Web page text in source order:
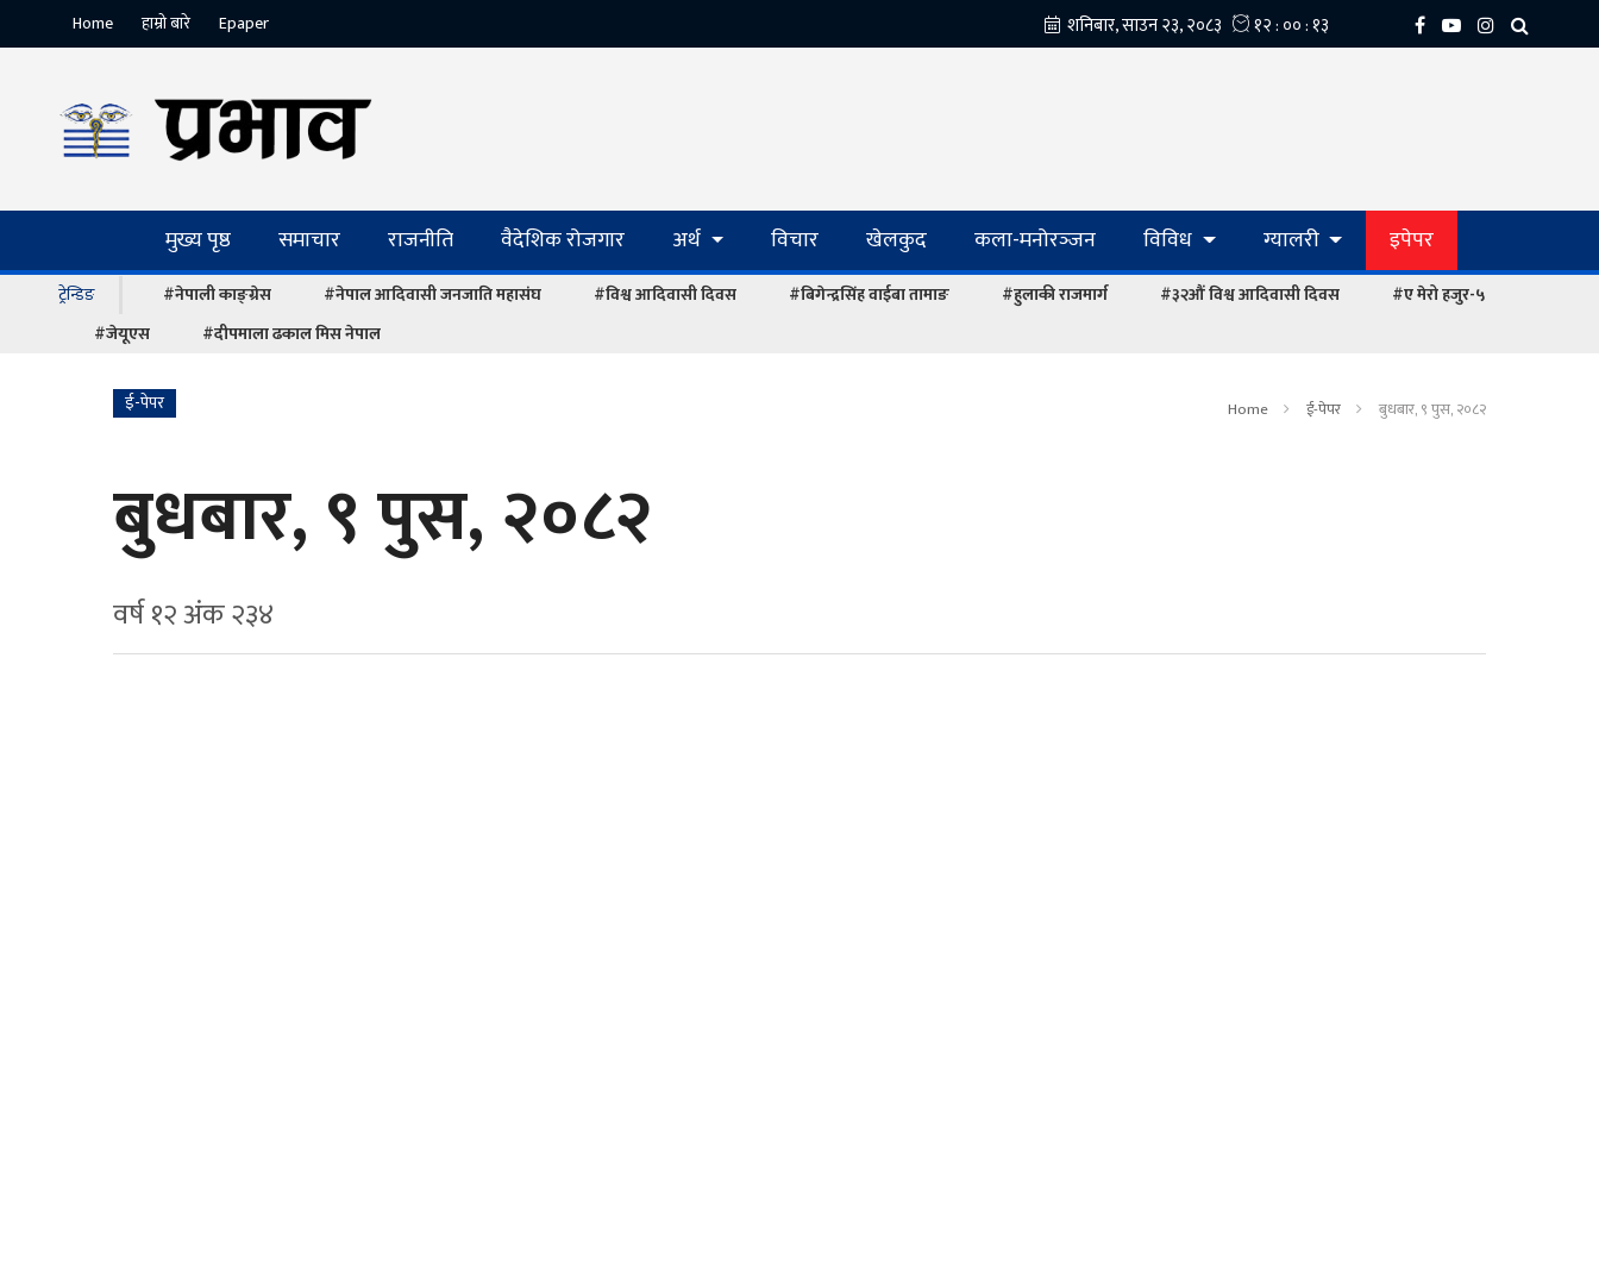
Home हाम्रो बारे Epaper
मुख्य पृष्ठ समाचार राजनीति वैदेशिक रोजगार अर्थ विचार खेलकुद कला-मनोरञ्‍जन विविध ग्यालरी इपेपर
ट्रेन्डिङ #नेपाली काङ्ग्रेस #नेपाल आदिवासी जनजाति महासंघ #विश्व आदिवासी दिवस #बिगेन्द्रसिंह वाईबा तामाङ #हुलाकी राजमार्ग #३२औं विश्व आदिवासी दिवस
#ए मेरो हजुर-५
#जेयूएस
#दीपमाला ढकाल मिस नेपाल
ई-पेपर Home ई-पेपर बुधबार, ९ पुस, २०८२
बुधबार, ९ पुस, २०८२
वर्ष १२ अ‍ंक २३४